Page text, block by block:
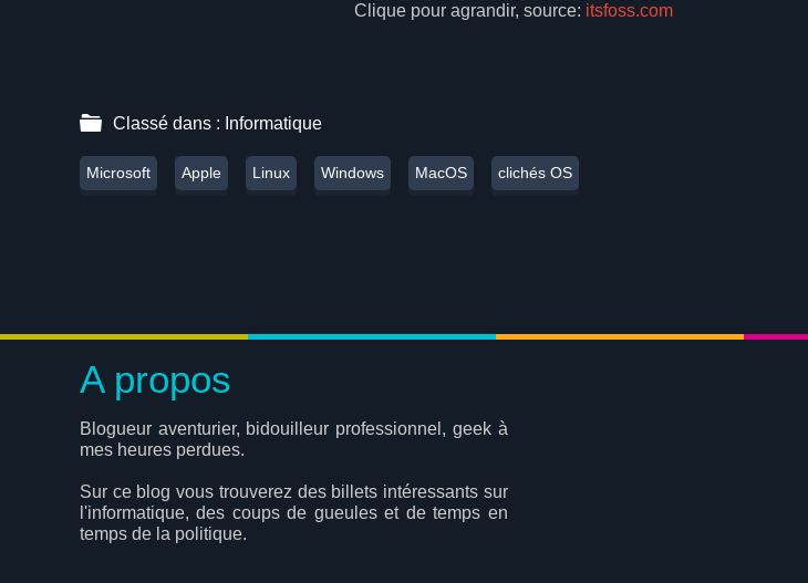
Clique pour agrandir, source: itsfoss.com
Classé dans : Informatique
Microsoft Apple Linux Windows MacOS clichés OS
A propos
Blogueur aventurier, bidouilleur professionnel, geek à
mes heures perdues.
Sur ce blog vous trouverez des billets intéressants sur
l'informatique, des coups de gueules et de temps en
temps de la politique.